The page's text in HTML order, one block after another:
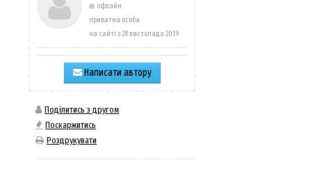
офлайн
приватна особа
на сайті з 28 листопада 2019
Написати автору
Поділитись з другом
Поскаржитись
Роздрукувати